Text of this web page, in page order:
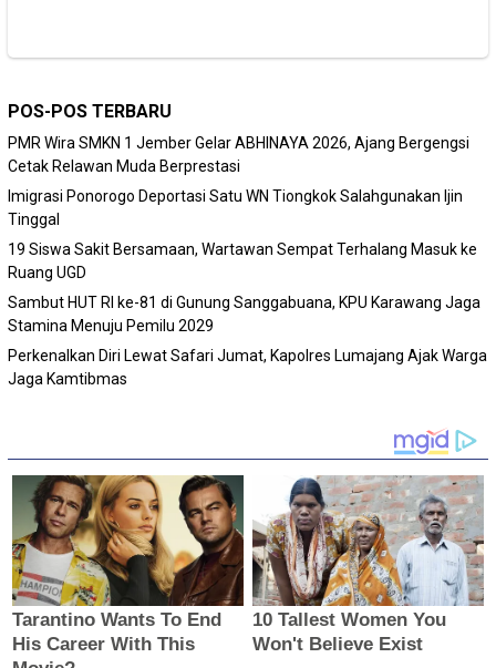
POS-POS TERBARU
PMR Wira SMKN 1 Jember Gelar ABHINAYA 2026, Ajang Bergengsi
Cetak Relawan Muda Berprestasi
Imigrasi Ponorogo Deportasi Satu WN Tiongkok Salahgunakan Ijin
Tinggal
19 Siswa Sakit Bersamaan, Wartawan Sempat Terhalang Masuk ke
Ruang UGD
Sambut HUT RI ke-81 di Gunung Sanggabuana, KPU Karawang Jaga
Stamina Menuju Pemilu 2029
Perkenalkan Diri Lewat Safari Jumat, Kapolres Lumajang Ajak Warga
Jaga Kamtibmas